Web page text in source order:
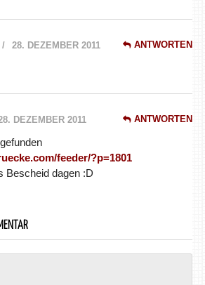
28. DEZEMBER 2011 ANTWORTEN
DEZEMBER 2011 ANTWORTEN
feeder/?p=1801
Bescheid dagen :D